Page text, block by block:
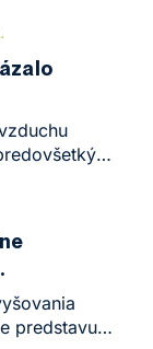
prvý rok
predstavuje